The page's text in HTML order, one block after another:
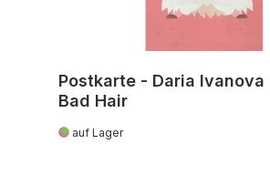
Postkarte - Daria Ivanova
Bad Hair
auf Lager